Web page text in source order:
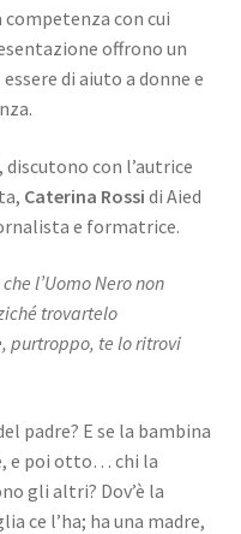
con cui
offrono un
di aiuto a donne e
con l’autrice
Caterina Rossi di Aied
e formatrice.
l’Uomo Nero non
trovartelo
purtroppo, te lo ritrovi
padre? E se la bambina
e poi otto… chi la
gli altri? Dov’è la
ce l’ha; ha una madre,